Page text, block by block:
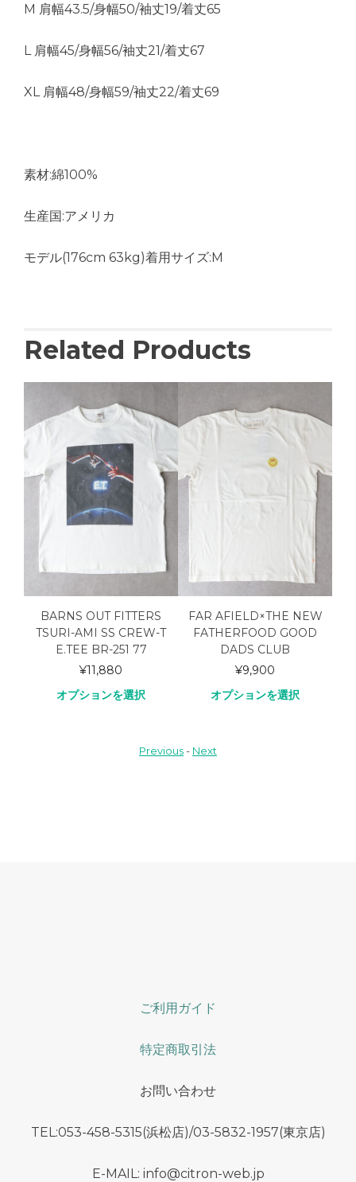
M 肩幅43.5/身幅50/袖丈19/着丈65
L 肩幅45/身幅56/袖丈21/着丈67
XL 肩幅48/身幅59/袖丈22/着丈69
素材:綿100%
生産国:アメリカ
モデル(176cm 63kg)着用サイズ:M
Related Products
BARNS OUT FITTERS
TSURI-AMI SS CREW-T
E.TEE BR-251 77
11,880
オプションを選択
FAR AFIELD×THE NEW
FATHERFOOD GOOD
DADS CLUB
9,900
オプションを選択
Ringer
Previous- Next
ご利用ガイド
特定商取引法
お問い合わせ
TEL:053-458-5315(浜松店)/03-5832-1957(東京店)
E-MAIL: info@citron-web.jp